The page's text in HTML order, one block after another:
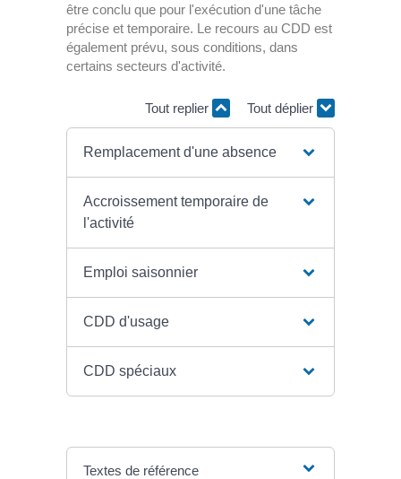
être conclu que pour l'exécution d'une tâche
précise et temporaire. Le recours au CDD est
également prévu, sous conditions, dans
certains secteurs d'activité.
Tout replier Tout déplier
Remplacement d'une absence
Accroissement temporaire de
l'activité
Emploi saisonnier
CDD d'usage
CDD spéciaux
Textes de référence